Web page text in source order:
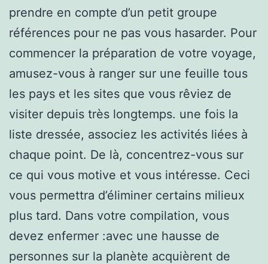
prendre en compte d’un petit groupe
références pour ne pas vous hasarder. Pour
commencer la préparation de votre voyage,
amusez-vous à ranger sur une feuille tous
les pays et les sites que vous rêviez de
visiter depuis très longtemps. une fois la
liste dressée, associez les activités liées à
chaque point. De là, concentrez-vous sur
ce qui vous motive et vous intéresse. Ceci
vous permettra d’éliminer certains milieux
plus tard. Dans votre compilation, vous
devez enfermer :avec une hausse de
personnes sur la planète acquièrent de